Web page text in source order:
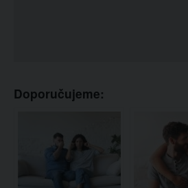
Doporučujeme: